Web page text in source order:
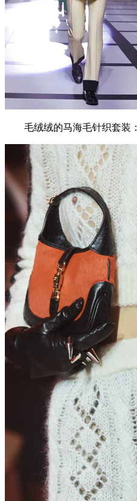
毛绒绒的马海毛针织套装：